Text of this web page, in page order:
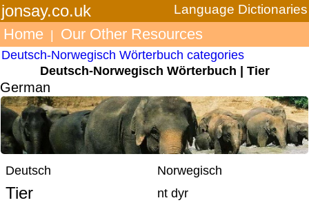
jonsay.co.uk Language Dictionaries
Home Our Other Resources
Deutsch-Norwegisch Wörterbuch categories
Deutsch-Norwegisch Wörterbuch | Tier
German
Deutsch Norwegisch
Tier nt dyr